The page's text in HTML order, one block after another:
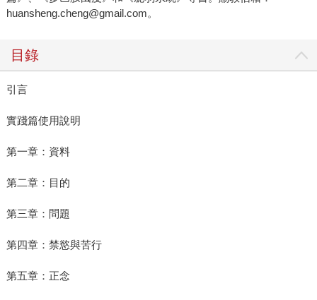
huansheng.cheng@gmail.com。
目錄
引言
實踐篇使用說明
第一章：資料
第二章：目的
第三章：問題
第四章：禁慾與苦行
第五章：正念